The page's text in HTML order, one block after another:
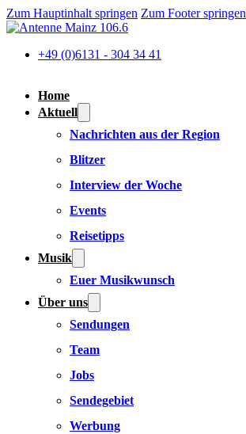
Zum Hauptinhalt springen Zum Footer springen
+49 (0)6131 - 304 34 41
Home
Aktuell
Nachrichten aus der Region
Blitzer
Interview der Woche
Events
Reisetipps
Musik
Euer Musikwunsch
Über uns
Sendungen
Team
Jobs
Sendegebiet
Werbung